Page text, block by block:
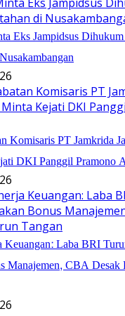
Eks Jampidsus
Komisaris PT Jamkrida
DKI Panggil Pramono
Laba BRI
Manajemen, CBA